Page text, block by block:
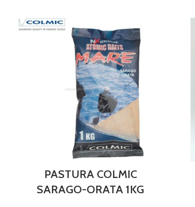
PASTURA COLMIC
SARAGO-ORATA 1KG